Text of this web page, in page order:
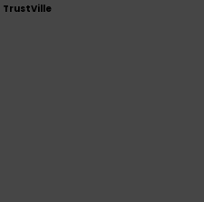
TrustVille